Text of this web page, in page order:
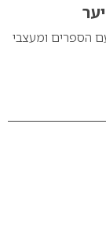
הספרים ומעצבי